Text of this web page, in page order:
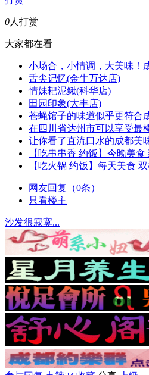
0人打赏
大家都在看
小场合，小情调，大美味！
舌尖记忆(金牛万达店)
情妹耙泥鳅(科华店)
田园印象(大丰店)
苍蝇馆子的味道似乎更符合
在四川省达州市可以享受最
让你看了直流口水的成都美
【吃串串香 约饭】今晚美
【吃火锅 约饭】每天美食
网友回复（0条）
只看楼主
沙发很寂寞...